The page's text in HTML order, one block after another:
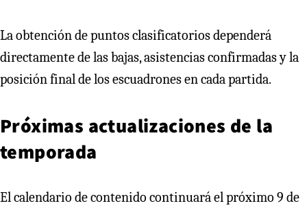
La obtención de puntos clasificatorios dependerá
directamente de las bajas, asistencias confirmadas y la
posición final de los escuadrones en cada partida.
Próximas actualizaciones de la
temporada
El calendario de contenido continuará el próximo 9 de